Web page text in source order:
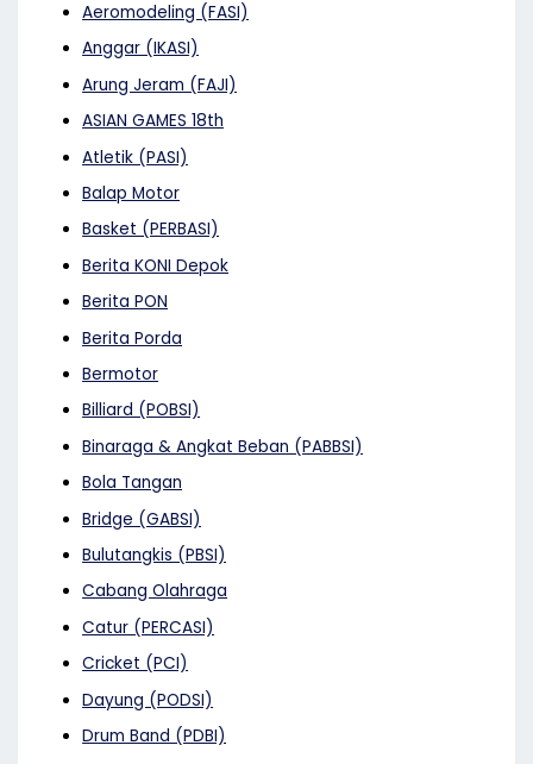
Aeromodeling (FASI)
Anggar (IKASI)
Arung Jeram (FAJI)
ASIAN GAMES 18th
Atletik (PASI)
Balap Motor
Basket (PERBASI)
Berita KONI Depok
Berita PON
Berita Porda
Bermotor
Billiard (POBSI)
Binaraga & Angkat Beban (PABBSI)
Bola Tangan
Bridge (GABSI)
Bulutangkis (PBSI)
Cabang Olahraga
Catur (PERCASI)
Cricket (PCI)
Dayung (PODSI)
Drum Band (PDBI)